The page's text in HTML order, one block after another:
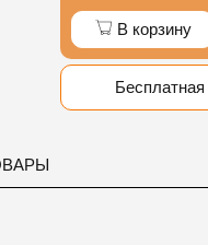
В корзину
Бесплатная